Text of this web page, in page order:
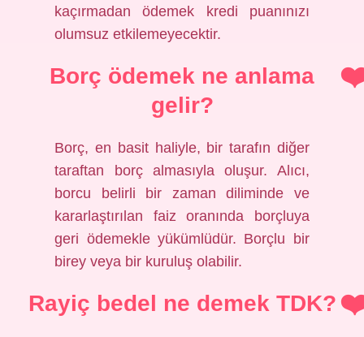
kaçırmadan ödemek kredi puanınızı
olumsuz etkilemeyecektir.
Borç ödemek ne anlama
gelir?
Borç, en basit haliyle, bir tarafın diğer
taraftan borç almasıyla oluşur. Alıcı,
borcu belirli bir zaman diliminde ve
kararlaştırılan faiz oranında borçluya
geri ödemekle yükümlüdür. Borçlu bir
birey veya bir kuruluş olabilir.
Rayiç bedel ne demek TDK?